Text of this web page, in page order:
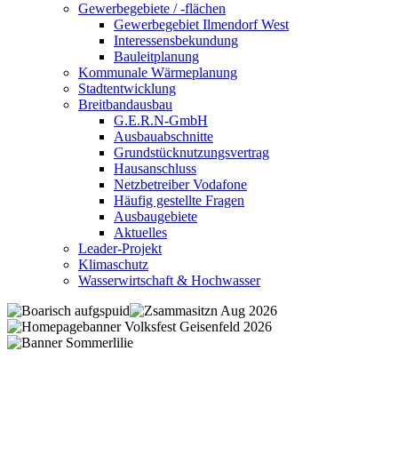
Gewerbegebiete / -flächen
Gewerbegebiet Ilmendorf West
Interessensbekundung
Bauleitplanung
Kommunale Wärmeplanung
Stadtentwicklung
Breitbandausbau
G.E.R.N-GmbH
Ausbauabschnitte
Grundstücknutzungsvertrag
Hausanschluss
Netzbetreiber Vodafone
Häufig gestellte Fragen
Ausbaugebiete
Aktuelles
Leader-Projekt
Klimaschutz
Wasserwirtschaft & Hochwasser